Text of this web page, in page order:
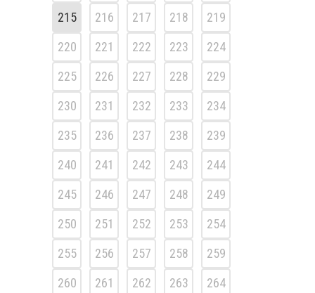
215
216 217 218
219
220
221 222 223
224
225
226 227 228
229
230
231 232 233
234
235
236 237 238
239
240
241 242 243
244
245
246 247 248
249
250
251 252 253
254
255
256 257 258
259
260
261 262 263
264